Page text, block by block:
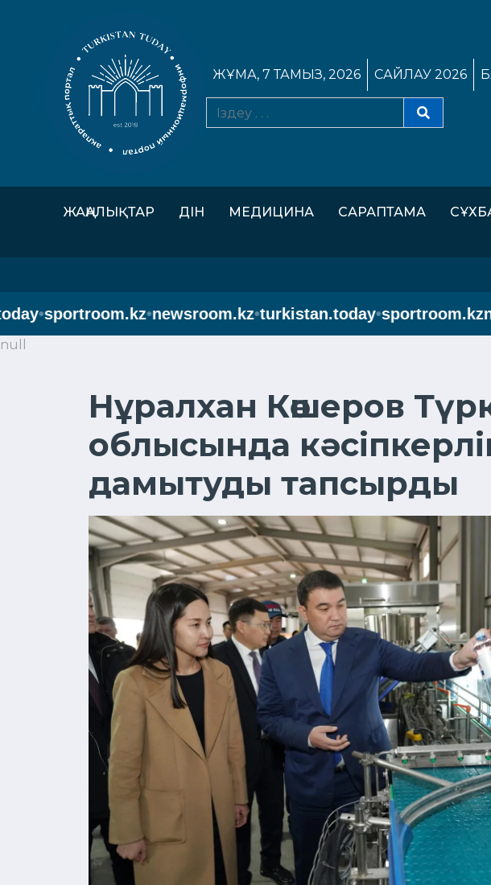
ЖҰМА, 7 ТАМЫЗ, 2026 САЙЛАУ 2026
ЖАҢАЛЫҚТАР ДІН МЕДИЦИНА САРАПТАМА
•sportroom.kz•newsroom.kz•turkistan.today•sportroom.kz
null
Нұралхан Көшеров
облысында
дамытуды тапсырды